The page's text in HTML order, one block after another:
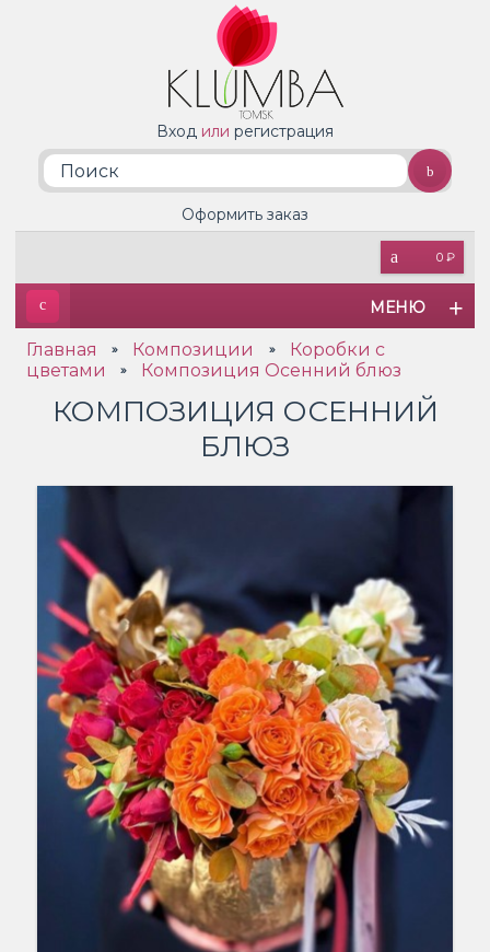
Вход или регистрация
0 ₽
Оформить заказ
МЕНЮ
Главная » Композиции »
Коробки с
цветами
» Композиция Осенний блюз
КОМПОЗИЦИЯ ОСЕННИЙ
БЛЮЗ